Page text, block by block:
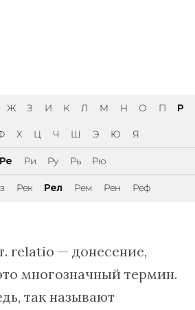
Ж З И К Л М Н О П Р
Х Ц Ч Ш Э Ю Я
Ре Ри Ру Рь Рю
Рек Рел Рем Рен Реф
relatio — донесение,
многозначный термин.
так называют